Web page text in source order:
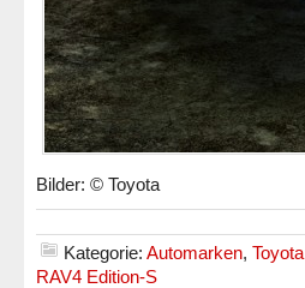
Bilder: © Toyota
Kategorie: Automarken, Toyota
RAV4 Edition-S